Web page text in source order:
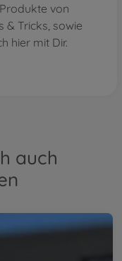
von
& Tricks, sowie
hier mit Dir.
auch